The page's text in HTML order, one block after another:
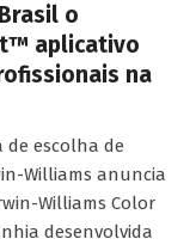
o
aplicativo
na
de escolha de
Williams anuncia
Williams Color
desenvolvida